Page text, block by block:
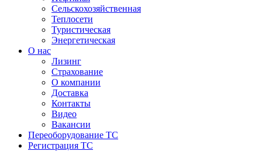
Сельскохозяйственная
Теплосети
Туристическая
Энергетическая
О нас
Лизинг
Страхование
О компании
Доставка
Контакты
Видео
Вакансии
Переоборудование ТС
Регистрация ТС